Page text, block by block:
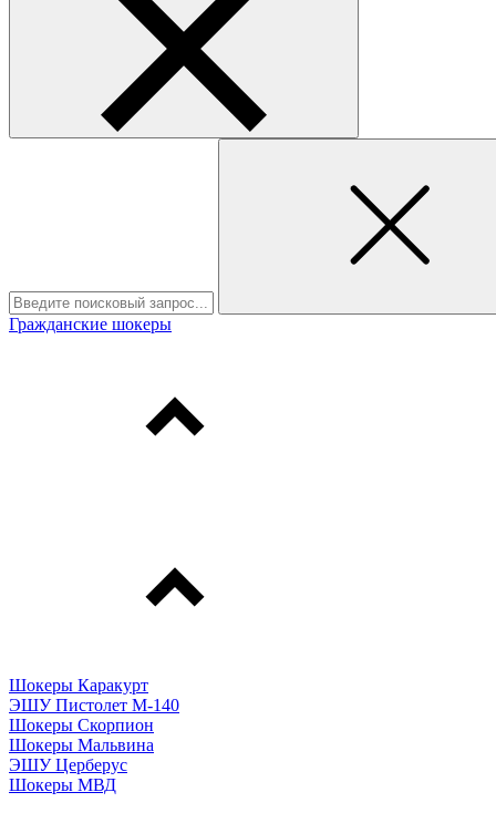
Гражданские шокеры
Шокеры Каракурт
ЭШУ Пистолет М-140
Шокеры Скорпион
Шокеры Мальвина
ЭШУ Церберус
Шокеры МВД